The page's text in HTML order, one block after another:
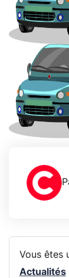
Vous êtes
Actualités